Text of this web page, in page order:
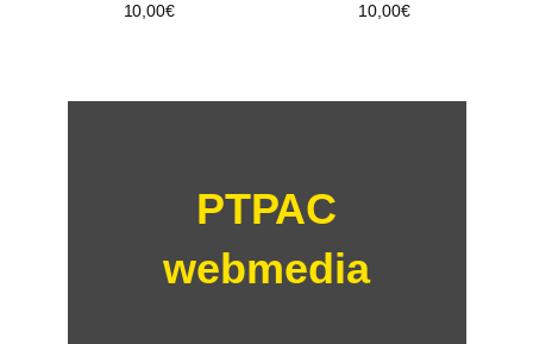
10,00€ 10,00€
PTPAC
webmedia